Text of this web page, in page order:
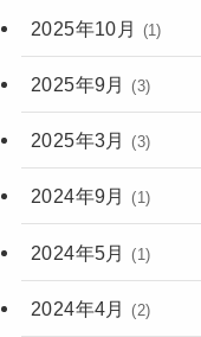
2025年10月 (1)
2025年9月 (3)
2025年3月 (3)
2024年9月 (1)
2024年5月 (1)
2024年4月 (2)